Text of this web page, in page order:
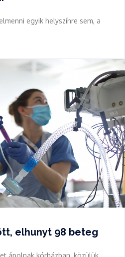
egyik helyszínre sem, a
elhunyt 98 beteg
ápolnak kórházban, közülük